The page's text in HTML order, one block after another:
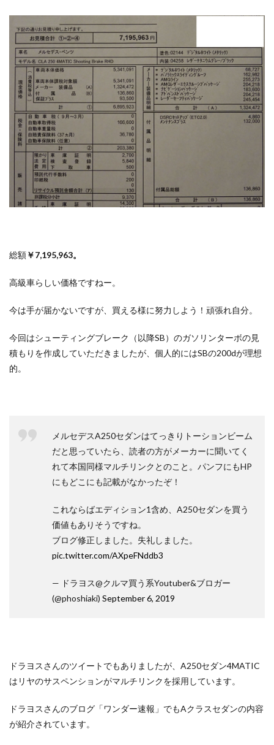
総額￥7,195,963。
高級車らしい価格ですねー。
今は手が届かないですが、買える様に努力しよう！頑張れ自分。
今回はシューティングブレーク（以降SB）のガソリンターボの見
積もりを作成していただきましたが、個人的にはSBの200dが理想
的。
メルセデスA250セダンはてっきりトーションビーム
だと思っていたら、読者の方がメーカーに聞いてく
れて本国同様マルチリンクとのこと。パンフにもHP
にもどこにも記載がなかったぞ！
これならばエディション1含め、A250セダンを買う
価値もありそうですね。
ブログ修正しました。失礼しました。
pic.twitter.com/AXpeFNddb3
— ドラヨス@クルマ買う系Youtuber&ブロガー
(@phoshiaki) September 6, 2019
ドラヨスさんのツイートでもありましたが、A250セダン4MATIC
はリヤのサスペンションがマルチリンクを採用しています。
ドラヨスさんのブログ「ワンダー速報」でもAクラスセダンの内容
が紹介されています。